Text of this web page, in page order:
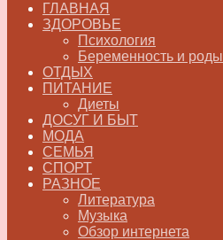
ГЛАВНАЯ
ЗДОРОВЬЕ
Психология
Беременность и роды
ОТДЫХ
ПИТАНИЕ
Диеты
ДОСУГ И БЫТ
МОДА
СЕМЬЯ
СПОРТ
РАЗНОЕ
Литература
Музыка
Обзор интернета